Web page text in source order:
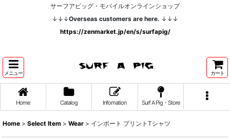
サーフアピッグ・モバイルオンラインショップ
↓↓↓Overseas customers are here. ↓↓↓
https://zenmarket.jp/en/s/surfapig/
メニュー カート
Home Catalog Infomation Surf A Pig・Store
Home > Select Item > Wear > インポート プリントTシャツ